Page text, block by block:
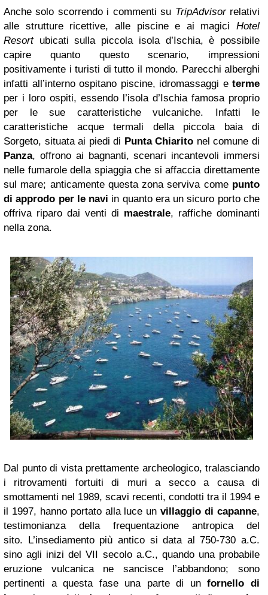
Anche solo scorrendo i commenti su TripAdvisorrelativi
alle strutture ricettive, alle piscine e ai magici Hotel
Resortubicati sulla piccola isola d’Ischia, è possibile
capire quanto questo scenario, impressioni
positivamente i turisti di tutto il mondo. Parecchi alberghi
infatti all’interno ospitano piscine, idromassaggi e terme
per i loro ospiti, essendo l’isola d’Ischia famosa proprio
per le sue caratteristiche vulcaniche. Infatti le
caratteristiche acque termali della piccola baia di
Sorgeto, situata ai piedi di Punta Chiarito nel comune di
Panza, offrono ai bagnanti, scenari incantevoli immersi
nelle fumarole della spiaggia che si affaccia direttamente
sul mare; anticamente questa zona serviva come punto
di approdo per le navi in quanto era un sicuro porto che
offriva riparo dai venti di maestrale, raffiche dominanti
nella zona.
Dal punto di vista prettamente archeologico, tralasciando
i ritrovamenti fortuiti di muri a secco a causa di
smottamenti nel 1989, scavi recenti, condotti tra il 1994 e
il 1997, hanno portato alla luce unvillaggio di capanne,
testimonianza della frequentazione antropica del
sito. L’insediamento più antico si data al 750-730 a.C.
sino agli inizi del VII secolo a.C., quando una probabile
eruzione vulcanica ne sancisce l’abbandono; sono
pertinenti a questa fase una parte di unfornello di